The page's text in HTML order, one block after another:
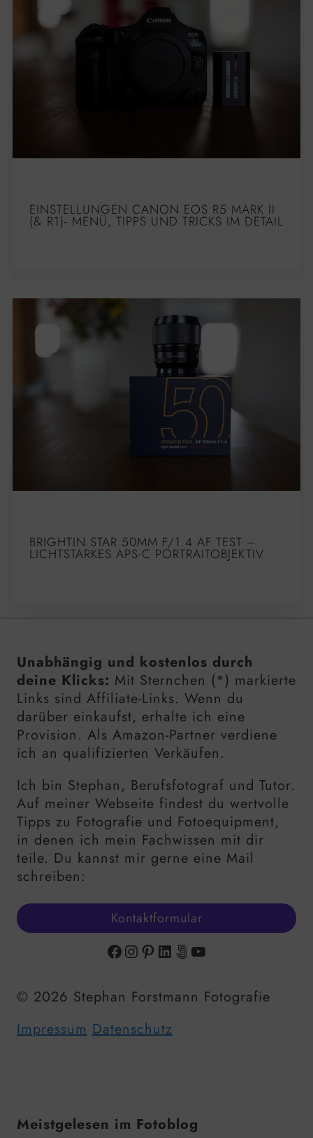
EINSTELLUNGEN CANON EOS R5 MARK II
(& R1)- MENÜ, TIPPS UND TRICKS IM DETAIL
BRIGHTIN STAR 50MM F/1.4 AF TEST –
LICHTSTARKES APS-C PORTRAITOBJEKTIV
Unabhängig und kostenlos durch
deine Klicks: Mit Sternchen (*) markierte
Links sind Affiliate-Links. Wenn du
darüber einkaufst, erhalte ich eine
Provision. Als Amazon-Partner verdiene
ich an qualifizierten Verkäufen.
Ich bin Stephan, Berufsfotograf und Tutor.
Auf meiner Webseite findest du wertvolle
Tipps zu Fotografie und Fotoequipment,
in denen ich mein Fachwissen mit dir
teile. Du kannst mir gerne eine Mail
schreiben:
Kontaktformular
Facebook
Instagram
Pinterest
LinkedIn
500px
YouTube
© 2026 Stephan Forstmann Fotografie
Impressum Datenschutz
Meistgelesen im Fotoblog